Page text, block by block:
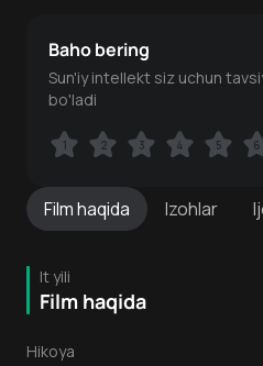
Filmhaqida Izohlar
It yili
Film haqida
Hikoya
Baho bering
Sun'iy intellekt siz uchun
bo'ladi
1 2 3 4 5 6
1 2 3 4 5 6